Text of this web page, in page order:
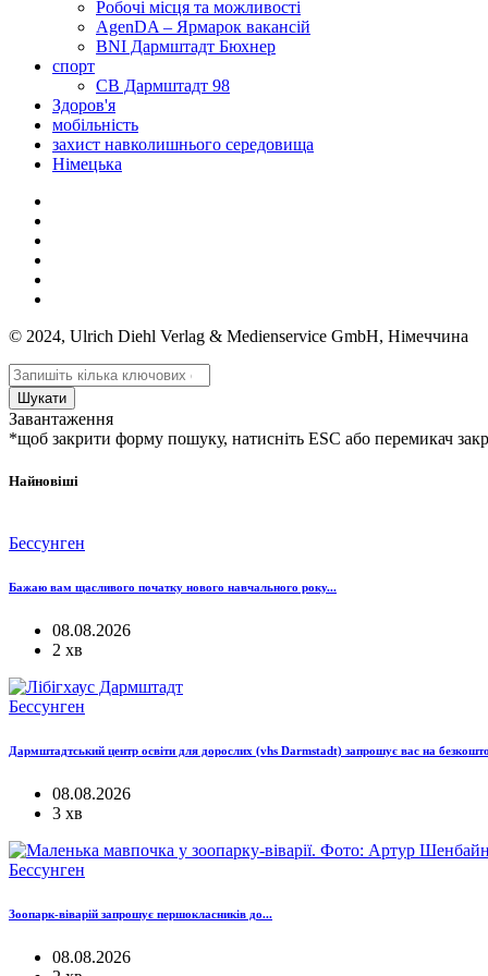
Робочі місця та можливості
AgenDA – Ярмарок вакансій
BNI Дармштадт Бюхнер
спорт
СВ Дармштадт 98
Здоров'я
мобільність
захист навколишнього середовища
Німецька
© 2024, Ulrich Diehl Verlag & Medienservice GmbH, Німеччина
Шукати
Завантаження
*щоб закрити форму пошуку, натисніть ESC або перемикач
Найновіші
Бессунген
Бажаю вам щасливого початку нового навчального року...
08.08.2026
2 хв
Бессунген
Дармштадтський центр освіти для дорослих (vhs Darmstadt) запрошує вас на
08.08.2026
3 хв
Бессунген
Зоопарк-віварій запрошує першокласників до...
08.08.2026